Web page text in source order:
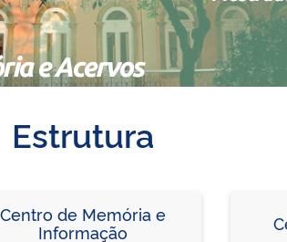
Estrutura
Centro de Memória e
Informação